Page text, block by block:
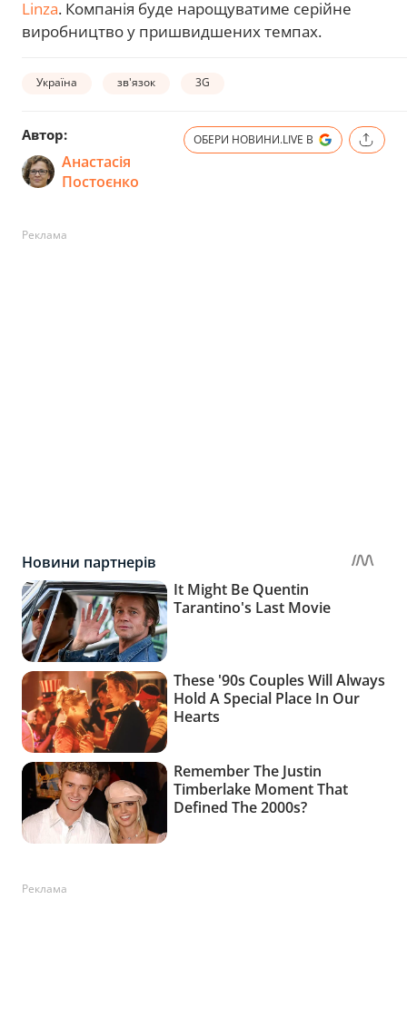
Linza. Компанія буде нарощуватиме серійне
виробництво у пришвидшених темпах.
Україна зв'язок 3G
Автор:
Анастасія
Постоєнко
ОБЕРИ НОВИНИ.LIVE В
Реклама
Реклама